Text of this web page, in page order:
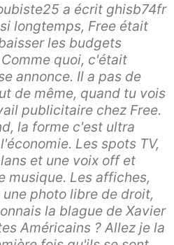
a écrit ghisb74fr
longtemps, Free était
les budgets
quoi, c'était
annonce. Il a pas de
de même, quand tu vois
publicitaire chez Free.
la forme c'est ultra
Les spots TV,
et une voix off et
musique. Les affiches,
photo libre de droit,
la blague de Xavier
Américains ? Allez je la